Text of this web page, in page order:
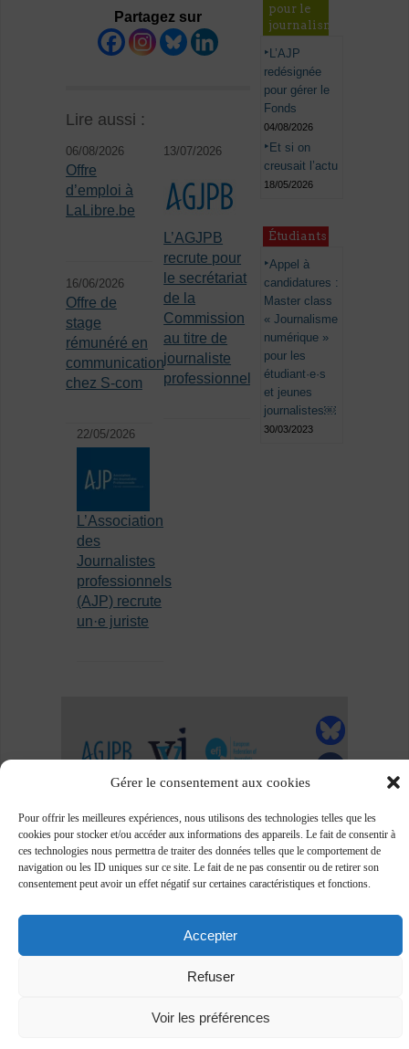
Gérer le consentement aux cookies
Pour offrir les meilleures expériences, nous utilisons des technologies telles que les
cookies pour stocker et/ou accéder aux informations des appareils. Le fait de consentir à
ces technologies nous permettra de traiter des données telles que le comportement de
navigation ou les ID uniques sur ce site. Le fait de ne pas consentir ou de retirer son
consentement peut avoir un effet négatif sur certaines caractéristiques et fonctions.
Accepter
Refuser
Voir les préférences
Partagez sur
Lire aussi :
06/08/2026
Offre
d’emploi à
LaLibre.be
13/07/2026
L’AGJPB
recrute pour
le secrétariat
de la
Commission
au titre de
journaliste
professionnel
16/06/2026
Offre de
stage
rémunéré en
communication
chez S-com
22/05/2026
L’Association
des
Journalistes
professionnels
(AJP) recrute
un·e juriste
pour le
journalisme
L’AJP
redésignée
pour gérer le
Fonds
04/08/2026
Et si on
creusait l’actu
18/05/2026
Étudiants
Appel à
candidatures :
Master class
« Journalisme
numérique »
pour les
étudiant·e·s
et jeunes
journalistes￼
30/03/2023